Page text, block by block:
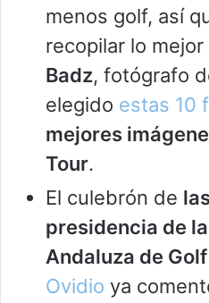
menos golf, así
recopilar lo mejor
Badz, fotógrafo
elegido estas 10
mejores
Tour.
El culebrón de
presidencia de
Andaluza de Golf
Ovidio ya